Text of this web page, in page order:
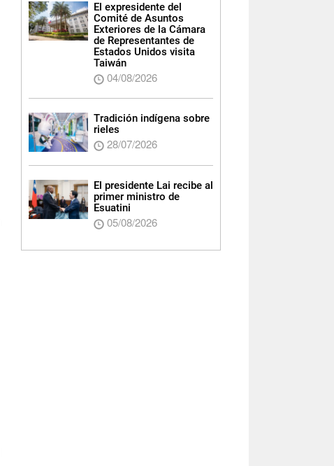
El expresidente del
Comité de Asuntos
Exteriores de la Cámara
de Representantes de
Estados Unidos visita
Taiwán
04/08/2026
Tradición indígena sobre
rieles
28/07/2026
El presidente Lai recibe al
primer ministro de
Esuatini
05/08/2026